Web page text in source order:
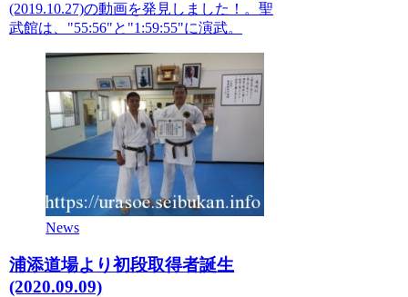
(2019.10.27)の動画を発見しました！。 聖
武館は、"55:56"と"1:59:55"に演武。
News
浦添道場より初段取得者誕生
(2020.09.09)